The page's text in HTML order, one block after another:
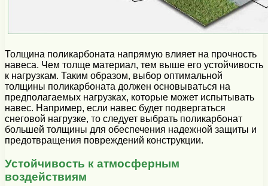
Толщина поликарбоната напрямую влияет на прочность
навеса. Чем толще материал, тем выше его устойчивость
к нагрузкам. Таким образом, выбор оптимальной
толщины поликарбоната должен основываться на
предполагаемых нагрузках, которые может испытывать
навес. Например, если навес будет подвергаться
снеговой нагрузке, то следует выбрать поликарбонат
большей толщины для обеспечения надежной защиты и
предотвращения повреждений конструкции.
Устойчивость к атмосферным
воздействиям